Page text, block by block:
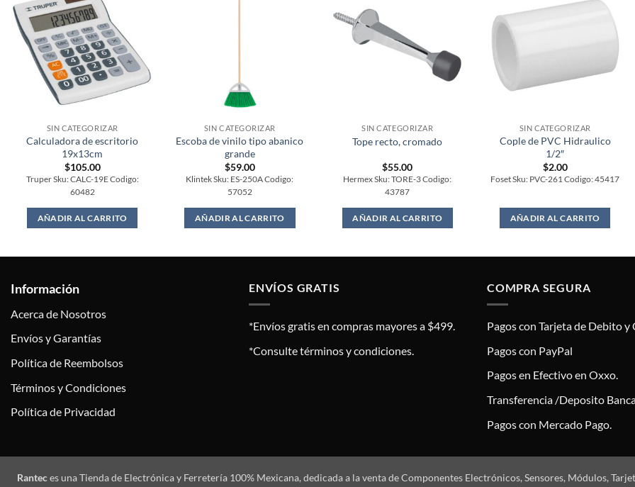
SIN CATEGORIZAR
Calculadora de escritorio
19x13cm
$105.00
Truper Sku: CALC-19E Codigo:
60482
AÑADIR AL CARRITO
SIN CATEGORIZAR
Escoba de vinilo tipo abanico
grande
$59.00
Klintek Sku: ES-250A Codigo:
57052
AÑADIR AL CARRITO
SIN CATEGORIZAR
Tope recto, cromado
$55.00
Hermex Sku: TORE-3 Codigo:
43787
AÑADIR AL CARRITO
SIN CATEGORIZAR
Cople de PVC Hidraulico
1/2″
$2.00
Foset Sku: PVC-261 Codigo: 45417
AÑADIR AL CARRITO
Información
Acerca de Nosotros
Envíos y Garantías
Política de Reembolsos
Términos y Condiciones
Política de Privacidad
ENVÍOS GRATIS
*Envíos gratis en compras mayores a $499.
*Consulte términos y condiciones.
COMPRA SEGURA
Pagos con Tarjeta de Debito y
Pagos con PayPal
Pagos en Efectivo en Oxxo.
Transferencia /Deposito
Pagos con Mercado Pago.
Ranteces una Tienda de Electrónica y Ferretería 100% Mexicana, dedicada a la venta de Componentes Electrónicos, Sensores, Módulos,